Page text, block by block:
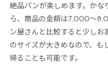
絶品パンが楽しめます。かな
ら、商品の金額は7,000～
ン屋さんと比較すると少しお
のサイズが大きめなので、も
帰ることも可能です。